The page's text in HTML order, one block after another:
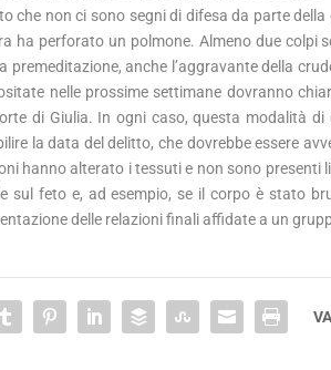
che non ci sono segni di difesa da parte
ha perforato un polmone. Almeno due
premeditazione, anche l’aggravante della
nelle prossime settimane dovranno
di Giulia. In ogni caso, questa modalità
la data del delitto, che dovrebbe essere
hanno alterato i tessuti e non sono
sul feto e, ad esempio, se il corpo è stato
delle relazioni finali affidate a un